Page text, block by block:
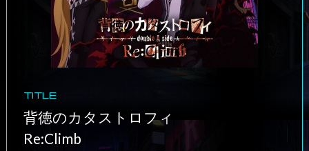
TITLE
背徳のカタストロフィ
Re:Climb